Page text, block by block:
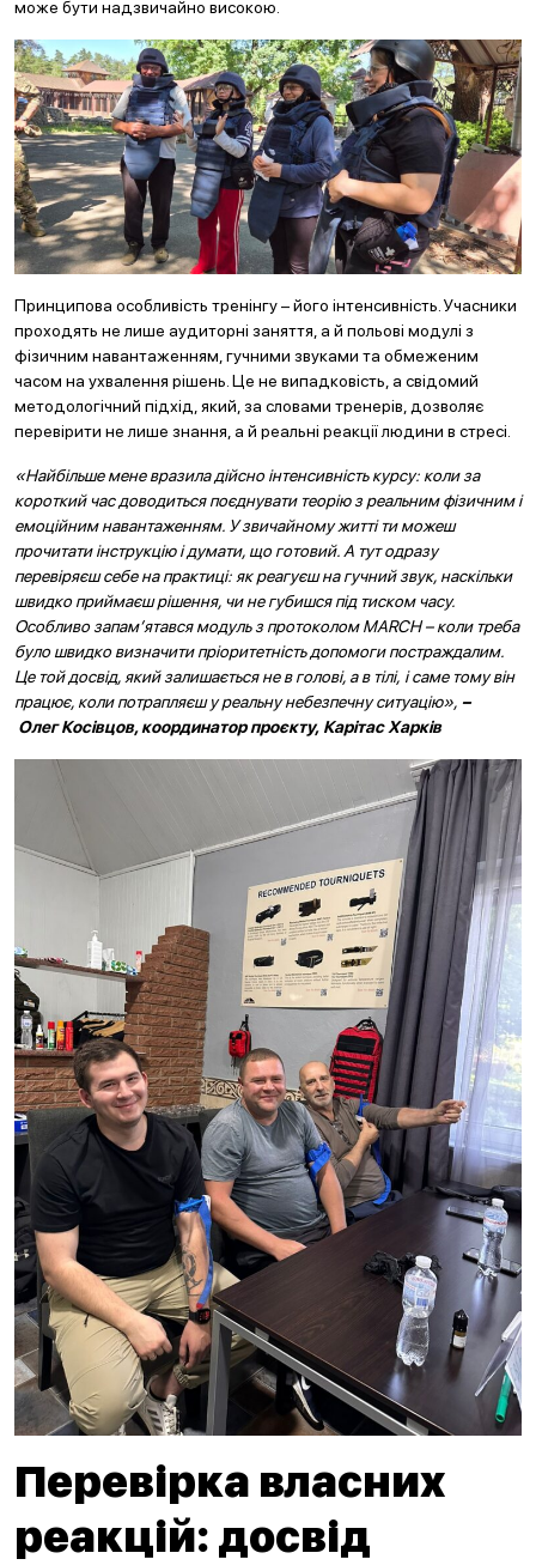
може бути надзвичайно високою.
Принципова особливість тренінгу – його інтенсивність. Учасники
проходять не лише аудиторні заняття, а й польові модулі з
фізичним навантаженням, гучними звуками та обмеженим
часом на ухвалення рішень. Це не випадковість, а свідомий
методологічний підхід, який, за словами тренерів, дозволяє
перевірити не лише знання, а й реальні реакції людини в стресі.
«Найбільше мене вразила дійсно інтенсивність курсу: коли за
короткий час доводиться поєднувати теорію з реальним фізичним і
емоційним навантаженням. У звичайному житті ти можеш
прочитати інструкцію і думати, що готовий. А тут одразу
перевіряєш себе на практиці: як реагуєш на гучний звук, наскільки
швидко приймаєш рішення, чи не губишся під тиском часу.
Особливо запам’ятався модуль з протоколом MARCH – коли треба
було швидко визначити пріоритетність допомоги постраждалим.
Це той досвід, який залишається не в голові, а в тілі, і саме тому він
працює, коли потрапляєш у реальну небезпечну ситуацію», –
Олег Косівцов, координатор проєкту, Карітас Харків
Перевірка власних
реакцій: досвід